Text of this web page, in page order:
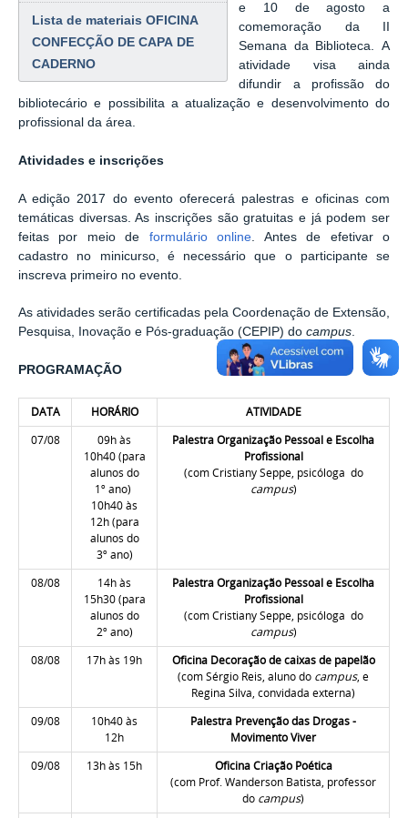
Lista de materiais OFICINA
CONFECÇÃO DE CAPA DE
CADERNO
e 10 de agosto a
comemoração da II
Semana da Biblioteca. A
atividade visa ainda
difundir a profissão do
bibliotecário e possibilita a atualização e desenvolvimento do
profissional da área.
Atividades e inscrições
A edição 2017 do evento oferecerá palestras e oficinas com
temáticas diversas. As inscrições são gratuitas e já podem ser
feitas por meio de formulário online . Antes de efetivar o
cadastro no minicurso, é necessário que o participante se
inscreva primeiro no evento.
As atividades serão certificadas pela Coordenação de Extensão,
Pesquisa, Inovação e Pós-graduação (CEPIP) do campus.
PROGRAMAÇÃO
DATA HORÁRIO
ATIVIDADE
07/08
09h às
10h40 (para
alunos do
1º ano)
10h40 às
12h (para
alunos do
3º ano)
Palestra Organização Pessoal e Escolha
Profissional
(com Cristiany Seppe, psicóloga do
campus)
08/08
14h às
15h30 (para
alunos do
2º ano)
Palestra Organização Pessoal e Escolha
Profissional
(com Cristiany Seppe, psicóloga do
campus)
08/08
17h às 19h
Oficina Decoração de caixas de papelão
(com Sérgio Reis, aluno do campus, e
Regina Silva, convidada externa)
09/08
10h40 às
12h
Palestra Prevenção das Drogas -
Movimento Viver
09/08
13h às 15h
Oficina Criação Poética
(com Prof. Wanderson Batista, professor
do campus)